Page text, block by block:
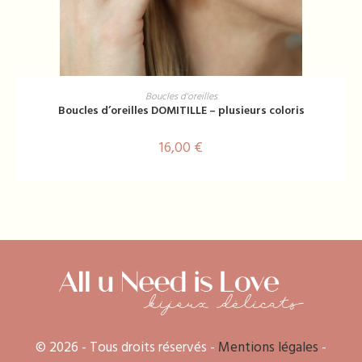
CHOIX DES OPTIONS
Ce
produit
a
plusieurs
options
produit
Boucles d'oreilles
Boucles d’oreilles DOMITILLE – plusieurs coloris
16,00 €
© 2026 - Tous droits réservés - Mentions légales -